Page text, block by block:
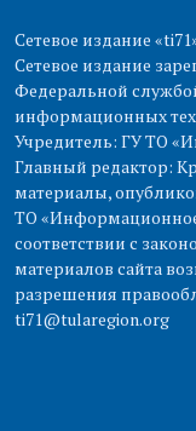
Сетевое издание
Сетевое издание
Федеральной
информационных
Учредитель: ГУ ТО
Главный редактор:
материалы,
ТО «Информационное
соответствии с
материалов сайта
разрешения
ti71@tularegion.org